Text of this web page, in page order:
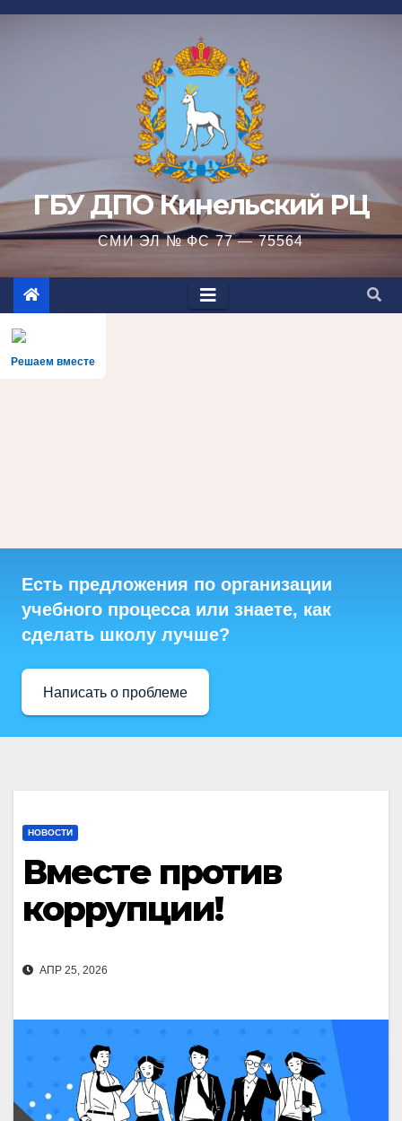
Перейти
ГБУ ДПО Кинельский РЦ
СМИ ЭЛ № ФС 77 — 75564
Решаем вместе
Есть предложения по организации
учебного процесса или знаете, как
сделать школу лучше?
Написать о проблеме
НОВОСТИ
Вместе против
коррупции!
АПР 25, 2026